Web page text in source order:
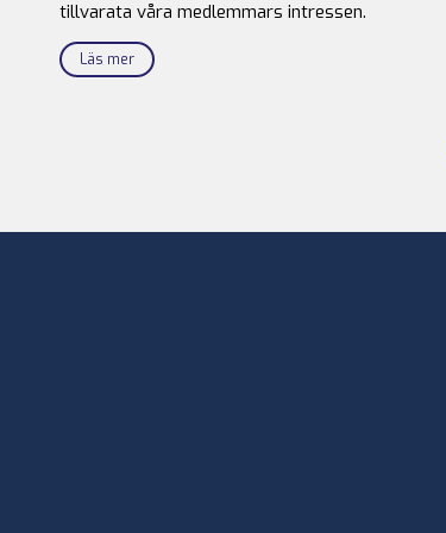
tillvarata våra medlemmars intressen.
Läs mer